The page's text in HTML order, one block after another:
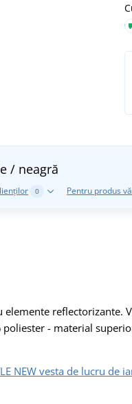
/ neagră
0 Pentru produs
reflectorizante.
- material
NEW vesta de lucru de